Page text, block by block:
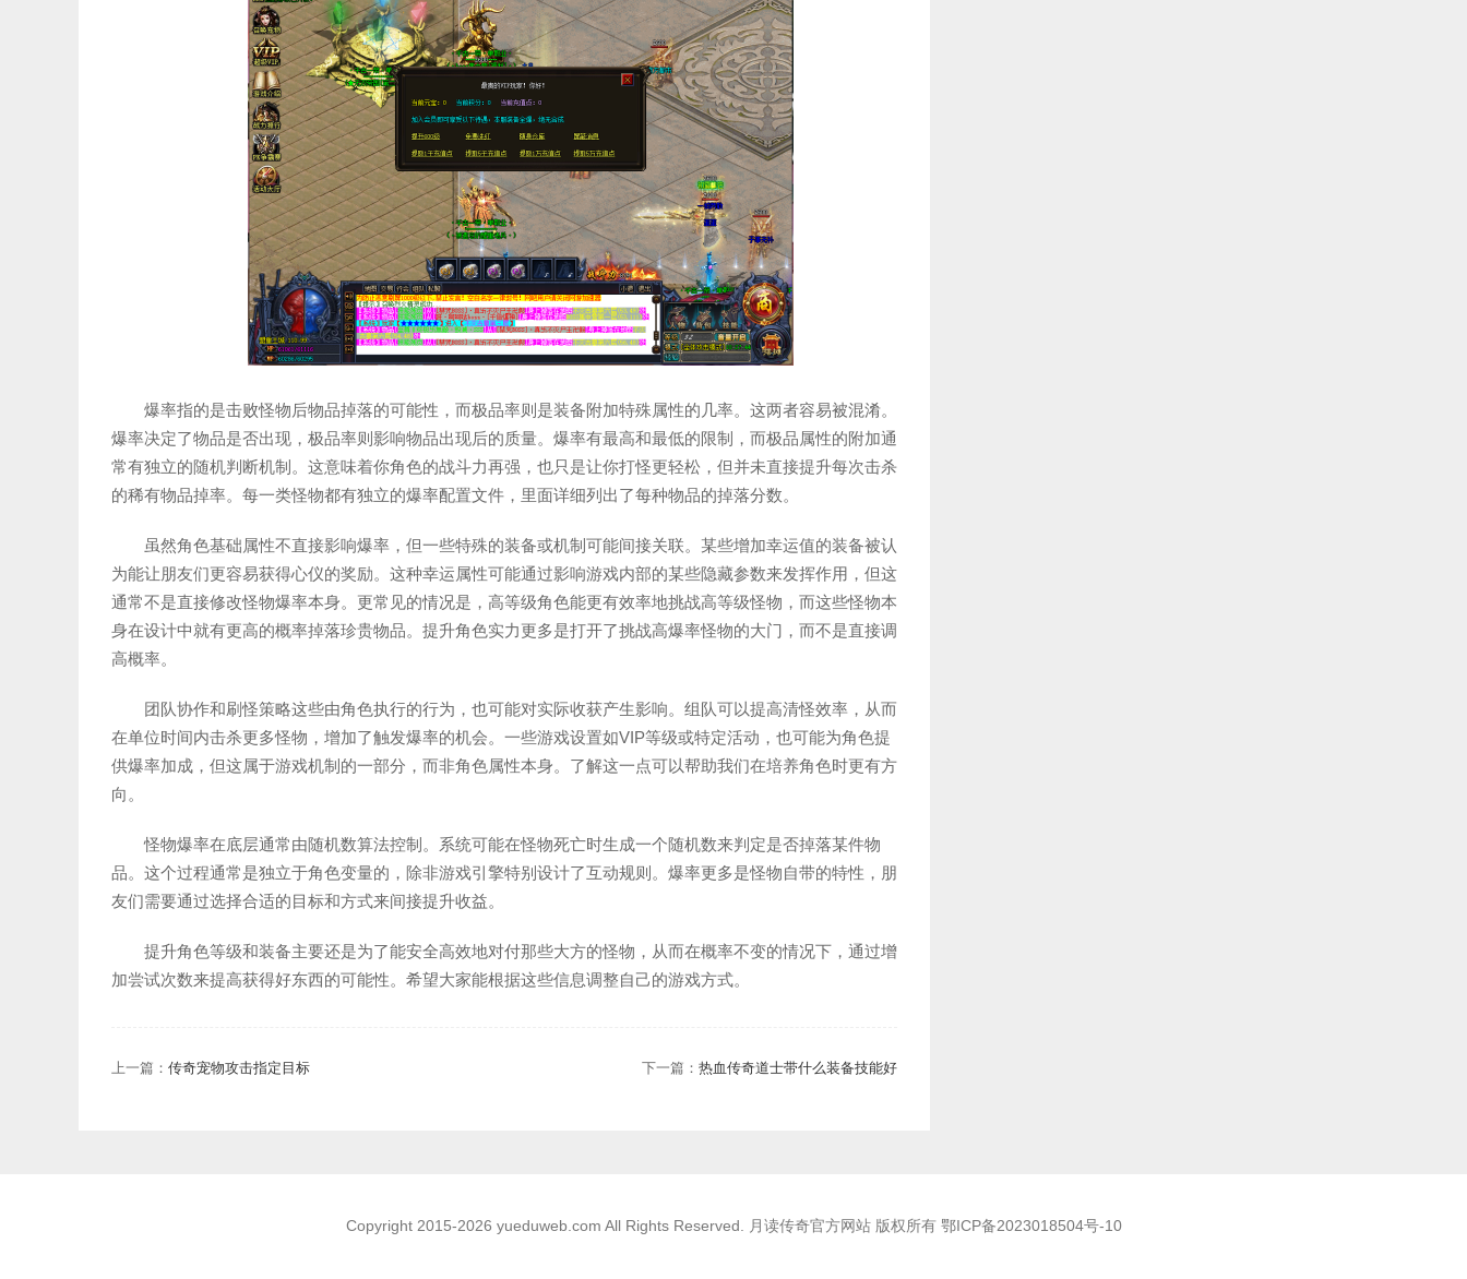
爆率指的是击败怪物后物品掉落的可能性，而极品率则是装备附加特殊属性的几率。这两者容易被混淆。
爆率决定了物品是否出现，极品率则影响物品出现后的质量。爆率有最高和最低的限制，而极品属性的附加通
常有独立的随机判断机制。这意味着你角色的战斗力再强，也只是让你打怪更轻松，但并未直接提升每次击杀
的稀有物品掉率。每一类怪物都有独立的爆率配置文件，里面详细列出了每种物品的掉落分数。
虽然角色基础属性不直接影响爆率，但一些特殊的装备或机制可能间接关联。某些增加幸运值的装备被认
为能让朋友们更容易获得心仪的奖励。这种幸运属性可能通过影响游戏内部的某些隐藏参数来发挥作用，但这
通常不是直接修改怪物爆率本身。更常见的情况是，高等级角色能更有效率地挑战高等级怪物，而这些怪物本
身在设计中就有更高的概率掉落珍贵物品。提升角色实力更多是打开了挑战高爆率怪物的大门，而不是直接调
高概率。
团队协作和刷怪策略这些由角色执行的行为，也可能对实际收获产生影响。组队可以提高清怪效率，从而
在单位时间内击杀更多怪物，增加了触发爆率的机会。一些游戏设置如VIP等级或特定活动，也可能为角色提
供爆率加成，但这属于游戏机制的一部分，而非角色属性本身。了解这一点可以帮助我们在培养角色时更有方
向。
怪物爆率在底层通常由随机数算法控制。系统可能在怪物死亡时生成一个随机数来判定是否掉落某件物
品。这个过程通常是独立于角色变量的，除非游戏引擎特别设计了互动规则。爆率更多是怪物自带的特性，朋
友们需要通过选择合适的目标和方式来间接提升收益。
提升角色等级和装备主要还是为了能安全高效地对付那些大方的怪物，从而在概率不变的情况下，通过增
加尝试次数来提高获得好东西的可能性。希望大家能根据这些信息调整自己的游戏方式。
上一篇： 传奇宠物攻击指定目标 下一篇： 热血传奇道士带什么装备技能好
Copyright 2015-2026 yueduweb.com All Rights Reserved. 月读传奇官方网站 版权所有 鄂ICP备2023018504号-10